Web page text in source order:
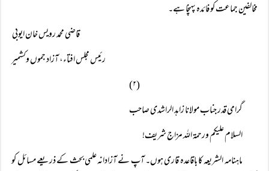
مخالفین جماعت کو فائدہ پہنچا ہے۔
قاضی محمد رویس خان ایوبی
رئیس مجلس افتاء، آزاد جموں وکشمیر
(۲)
گرامی قدر جناب مولانا زاہد الراشدی صاحب
السلام علیکم ورحمۃ اللہ مزاج شریف!
ماہنامہ الشریعہ کا باقاعدہ قاری ہوں۔ آپ نے آزادانہ علمی بحث کے ذریعے مسائل کو